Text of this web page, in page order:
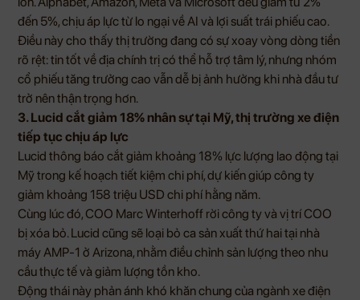
đến 5%, chịu áp lực từ lo ngại về AI và lợi suất trái phiếu cao.
Điều này cho thấy thị trường đang có sự xoay vòng dòng tiền
rõ rệt: tin tốt về địa chính trị có thể hỗ trợ tâm lý, nhưng nhóm
cổ phiếu tăng trưởng cao vẫn dễ bị ảnh hưởng khi nhà đầu tư
trở nên thận trọng hơn.
3. Lucid cắt giảm 18% nhân sự tại Mỹ, thị trường xe điện
tiếp tục chịu áp lực
Lucid thông báo cắt giảm khoảng 18% lực lượng lao động tại
Mỹ trong kế hoạch tiết kiệm chi phí, dự kiến giúp công ty
giảm khoảng 158 triệu USD chi phí hằng năm.
Cùng lúc đó, COO Marc Winterhoff rời công ty và vị trí COO
bị xóa bỏ. Lucid cũng sẽ loại bỏ ca sản xuất thứ hai tại nhà
máy AMP-1 ở Arizona, nhằm điều chỉnh sản lượng theo nhu
cầu thực tế và giảm lượng tồn kho.
Động thái này phản ánh khó khăn chung của ngành xe điện